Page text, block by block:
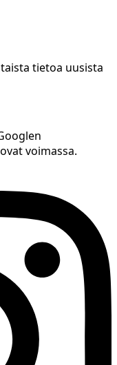
tietoa uusista
ovat voimassa.